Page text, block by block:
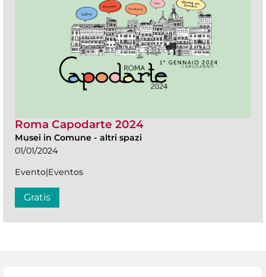
Roma Capodarte 2024
Musei in Comune - altri spazi
01/01/2024
Evento|Eventos
Gratis